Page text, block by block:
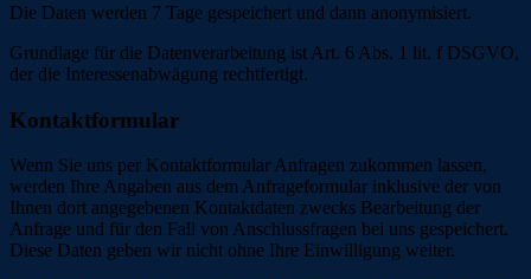
Die Daten werden 7 Tage gespeichert und dann anonymisiert.
Grundlage für die Datenverarbeitung ist Art. 6 Abs. 1 lit. f DSGVO,
der die Interessenabwägung rechtfertigt.
Kontaktformular
Wenn Sie uns per Kontaktformular Anfragen zukommen lassen,
werden Ihre Angaben aus dem Anfrageformular inklusive der von
Ihnen dort angegebenen Kontaktdaten zwecks Bearbeitung der
Anfrage und für den Fall von Anschlussfragen bei uns gespeichert.
Diese Daten geben wir nicht ohne Ihre Einwilligung weiter.